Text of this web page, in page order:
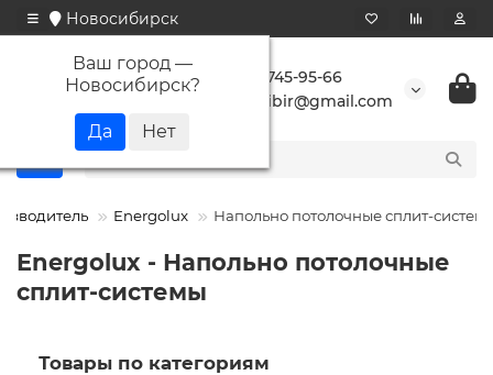
Новосибирск
Ваш город —
Новосибирск?
+7 923 745-95-66
buransibir@gmail.com
Energolux Напольно потолочные сплит-
Energolux - Напольно потолочные
сплит-системы
Товары по категориям